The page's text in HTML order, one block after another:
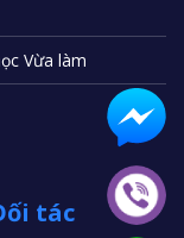
Vừa làm
tác